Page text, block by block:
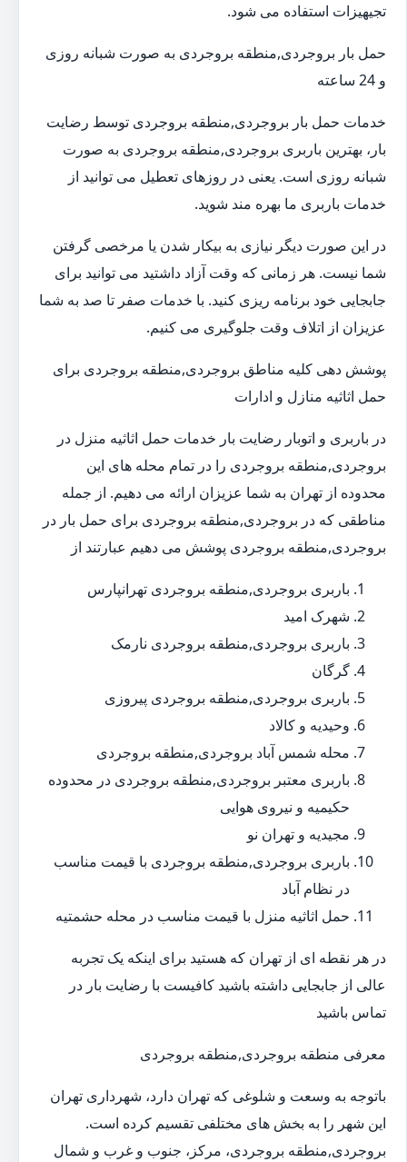
تجیهیزات استفاده می شود.
حمل بار بروجردی,منطقه بروجردی به صورت شبانه روزی
و 24 ساعته
خدمات حمل بار بروجردی,منطقه بروجردی توسط رضایت
بار، بهترین باربری بروجردی,منطقه بروجردی به صورت
شبانه روزی است. یعنی در روزهای تعطیل می توانید از
خدمات باربری ما بهره مند شوید.
در این صورت دیگر نیازی به بیکار شدن یا مرخصی گرفتن
شما نیست. هر زمانی که وقت آزاد داشتید می توانید برای
جابجایی خود برنامه ریزی کنید. با خدمات صفر تا صد به شما
عزیزان از اتلاف وقت جلوگیری می کنیم.
پوشش دهی کلیه مناطق بروجردی,منطقه بروجردی برای
حمل اثاثیه منازل و ادارات
در باربری و اتوبار رضایت بار خدمات حمل اثاثیه منزل در
بروجردی,منطقه بروجردی را در تمام محله های این
محدوده از تهران به شما عزیزان ارائه می دهیم. از جمله
مناطقی که در بروجردی,منطقه بروجردی برای حمل بار در
بروجردی,منطقه بروجردی پوشش می دهیم عبارتند از
باربری بروجردی,منطقه بروجردی تهرانپارس
شهرک امید
باربری بروجردی,منطقه بروجردی نارمک
گرگان
باربری بروجردی,منطقه بروجردی پیروزی
وحیدیه و کالاد
محله شمس آباد بروجردی,منطقه بروجردی
باربری معتبر بروجردی,منطقه بروجردی در محدوده
حکیمیه و نیروی هوایی
مجیدیه و تهران نو
باربری بروجردی,منطقه بروجردی با قیمت مناسب
در نظام آباد
حمل اثاثیه منزل با قیمت مناسب در محله حشمتیه
در هر نقطه ای از تهران که هستید برای اینکه یک تجربه
عالی از جابجایی داشته باشید کافیست با رضایت بار در
تماس باشید
معرفی منطقه بروجردی,منطقه بروجردی
باتوجه به وسعت و شلوغی که تهران دارد، شهرداری تهران
این شهر را به بخش های مختلفی تقسیم کرده است.
بروجردی,منطقه بروجردی، مرکز، جنوب و غرب و شمال